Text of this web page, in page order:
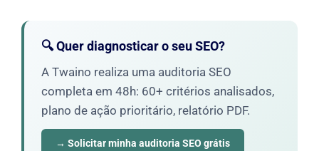
🔍 Quer diagnosticar o seu SEO?
A Twaino realiza uma auditoria SEO
completa em 48h: 60+ critérios analisados,
plano de ação prioritário, relatório PDF.
→ Solicitar minha auditoria SEO grátis